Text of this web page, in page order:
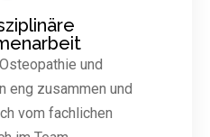
und
eng zusammen und
vom fachlichen